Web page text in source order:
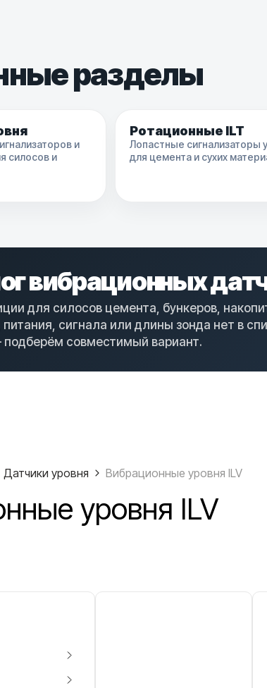
разделы
и
силосов и
Ротационные ILT
Лопастные сигнализаторы
для цемента и сухих
вибрационных
для силосов цемента, бункеров,
сигнала или длины зонда нет в
подберём совместимый вариант.
Датчики уровня Вибрационные уровня ILV
уровня ILV